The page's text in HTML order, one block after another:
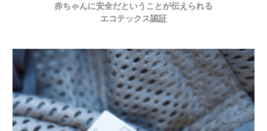
赤ちゃんに安全だということが伝えられる
エコテックス認証